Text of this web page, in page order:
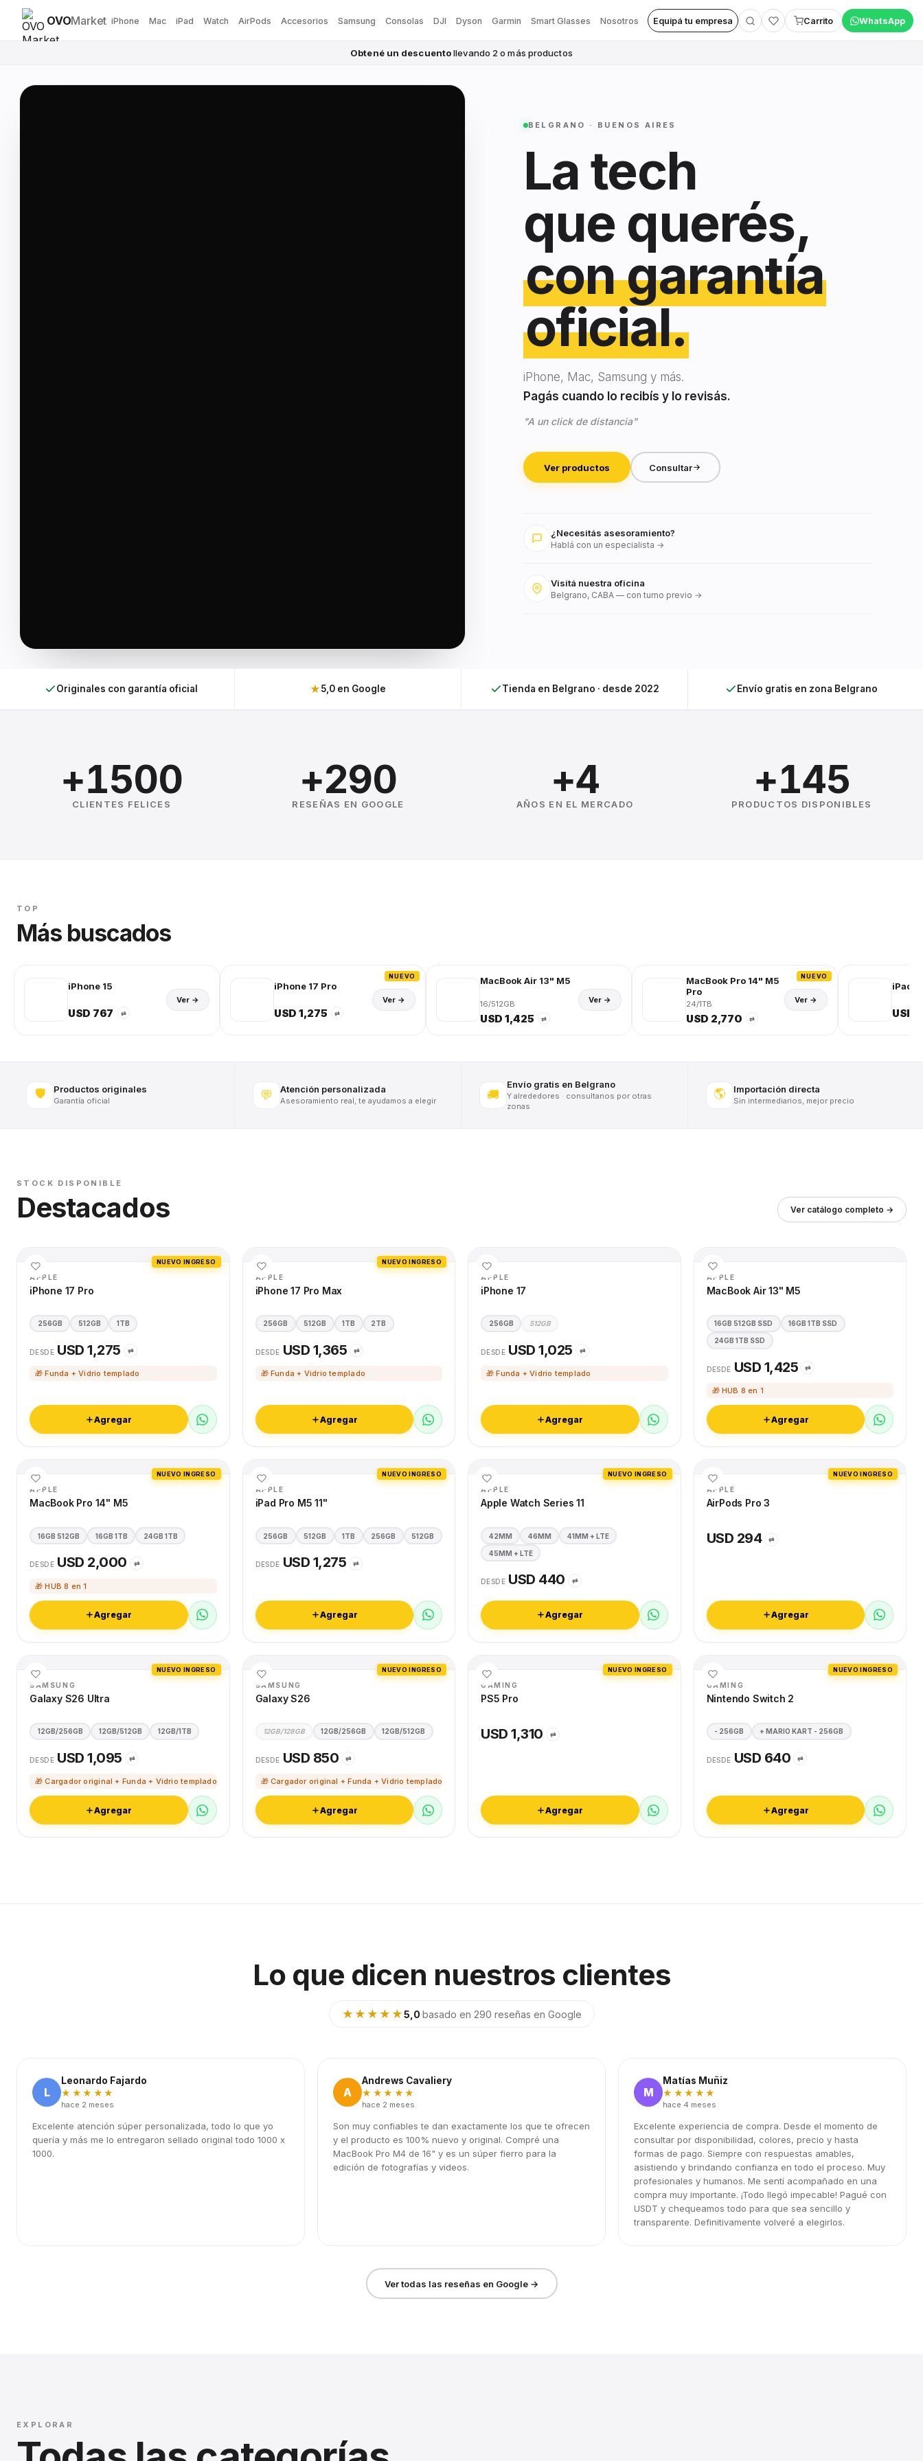
OVOMarket iPhone Mac iPad Watch AirPods Accesorios Samsung Consolas DJI Dyson Garmin Smart Glasses Nosotros Equipá tu empresa Carrito WhatsApp
Obtené un descuentollevando 2 o más productos
BELGRANO · BUENOS AIRES
La tech
que querés,
con garantía
oficial.
iPhone, Mac, Samsung y más.
Pagás cuando lo recibís y lo revisás.
"A un click de distancia"
Ver productos Consultar
¿Necesitás asesoramiento?
Hablá con un especialista →
Visitá nuestra oficina
Belgrano, CABA — con turno previo →
Originales con garantía oficial ★5,0 en Google Tienda en Belgrano · desde 2022 Envío gratis en zona Belgrano
+1500
CLIENTES FELICES
+290
RESEÑAS EN GOOGLE
+4
AÑOS EN EL MERCADO
+145
PRODUCTOS DISPONIBLES
TOP
Más buscados
iPhone 15
USD 767 ⇄
Ver →
NUEVO
iPhone 17 Pro
USD 1,275 ⇄
Ver →
MacBook Air 13" M5
16/512GB
USD 1,425 ⇄
Ver →
NUEVO
MacBook Pro 14" M5
Pro
24/1TB
USD 2,770 ⇄
Ver →
iPad
USD
🛡️ Productos originales
Garantía oficial 💬 Atención personalizada
Asesoramiento real, te ayudamos a elegir 🚚
Envío gratis en Belgrano
Y alrededores · consultanos por otras
zonas
🌎 Importación directa
Sin intermediarios, mejor precio
STOCK DISPONIBLE
Destacados Ver catálogo completo →
NUEVO INGRESO
APPLE
iPhone 17 Pro
256GB 512GB 1TB
DESDE USD 1,275 ⇄
🎁 Funda + Vidrio templado
Agregar
NUEVO INGRESO
APPLE
iPhone 17 Pro Max
256GB 512GB 1TB 2TB
DESDE USD 1,365 ⇄
🎁 Funda + Vidrio templado
Agregar
APPLE
iPhone 17
256GB 512GB
DESDE USD 1,025 ⇄
🎁 Funda + Vidrio templado
Agregar
APPLE
MacBook Air 13" M5
16GB 512GB SSD 16GB 1TB SSD
24GB 1TB SSD
DESDE USD 1,425 ⇄
🎁 HUB 8 en 1
Agregar
NUEVO INGRESO
APPLE
MacBook Pro 14" M5
16GB 512GB 16GB 1TB 24GB 1TB
DESDE USD 2,000 ⇄
🎁 HUB 8 en 1
Agregar
NUEVO INGRESO
APPLE
iPad Pro M5 11"
256GB 512GB 1TB 256GB 512GB
DESDE USD 1,275 ⇄
Agregar
NUEVO INGRESO
APPLE
Apple Watch Series 11
42MM 46MM 41MM + LTE
45MM + LTE
DESDE USD 440 ⇄
Agregar
NUEVO INGRESO
APPLE
AirPods Pro 3
USD 294 ⇄
Agregar
NUEVO INGRESO
SAMSUNG
Galaxy S26 Ultra
12GB/256GB 12GB/512GB 12GB/1TB
DESDE USD 1,095 ⇄
🎁 Cargador original + Funda + Vidrio templado
Agregar
NUEVO INGRESO
SAMSUNG
Galaxy S26
12GB/128GB 12GB/256GB 12GB/512GB
DESDE USD 850 ⇄
🎁 Cargador original + Funda + Vidrio templado
Agregar
NUEVO INGRESO
GAMING
PS5 Pro
USD 1,310 ⇄
Agregar
NUEVO INGRESO
GAMING
Nintendo Switch 2
- 256GB + MARIO KART - 256GB
DESDE USD 640 ⇄
Agregar
Lo que dicen nuestros clientes
★★★★★5,0·basado en 290 reseñas en Google
L
Leonardo Fajardo
★★★★★
hace 2 meses
Excelente atención súper personalizada, todo lo que yo
quería y más me lo entregaron sellado original todo 1000 x
1000.
A
Andrews Cavaliery
★★★★★
hace 2 meses
Son muy confiables te dan exactamente los que te ofrecen
y el producto es 100% nuevo y original. Compré una
MacBook Pro M4 de 16" y es un súper fierro para la
edición de fotografías y videos.
M
Matías Muñiz
★★★★★
hace 4 meses
Excelente experiencia de compra. Desde el momento de
consultar por disponibilidad, colores, precio y hasta
formas de pago. Siempre con respuestas amables,
asistiendo y brindando confianza en todo el proceso. Muy
profesionales y humanos. Me sentí acompañado en una
compra muy importante. ¡Todo llegó impecable! Pagué con
USDT y chequeamos todo para que sea sencillo y
transparente. Definitivamente volveré a elegirlos.
Ver todas las reseñas en Google →
EXPLORAR